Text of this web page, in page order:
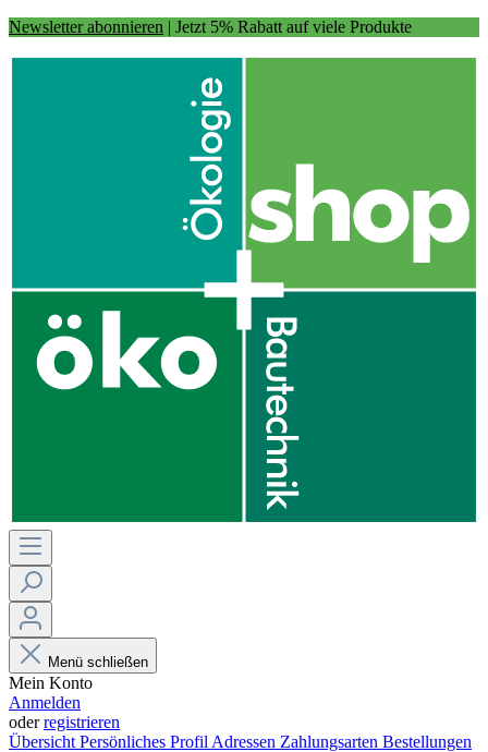
Newsletter abonnieren | Jetzt 5% Rabatt auf viele Produkte
Menü schließen
Mein Konto
Anmelden
oderregistrieren
Übersicht Persönliches Profil Adressen Zahlungsarten Bestellungen